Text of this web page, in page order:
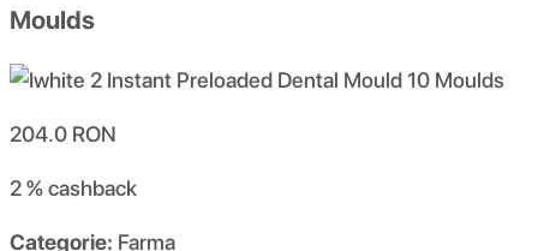
Moulds
204.0 RON
2 %cashback
Categorie: Farma